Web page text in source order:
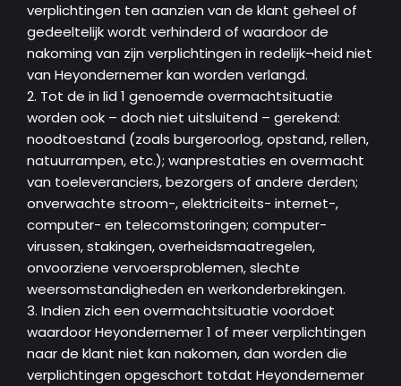
verplichtingen ten aanzien van de klant geheel of
gedeeltelijk wordt verhinderd of waardoor de
nakoming van zijn verplichtingen in redelijk¬heid niet
van Heyondernemer kan worden verlangd.
2. Tot de in lid 1 genoemde overmachtsituatie
worden ook – doch niet uitsluitend – gerekend:
noodtoestand (zoals burgeroorlog, opstand, rellen,
natuurrampen, etc.); wanprestaties en overmacht
van toeleveranciers, bezorgers of andere derden;
onverwachte stroom-, elektriciteits- internet-,
computer- en telecomstoringen; computer-
virussen, stakingen, overheidsmaatregelen,
onvoorziene vervoersproblemen, slechte
weersomstandigheden en werkonderbrekingen.
3. Indien zich een overmachtsituatie voordoet
waardoor Heyondernemer 1 of meer verplichtingen
naar de klant niet kan nakomen, dan worden die
verplichtingen opgeschort totdat Heyondernemer